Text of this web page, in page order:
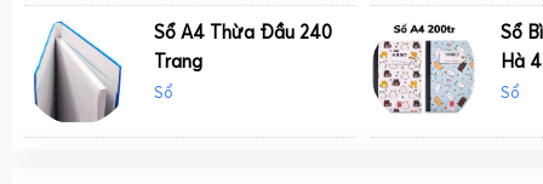
Sổ A4 Thừa Đầu 240
Trang
Sổ
Sổ
Hà
Sổ